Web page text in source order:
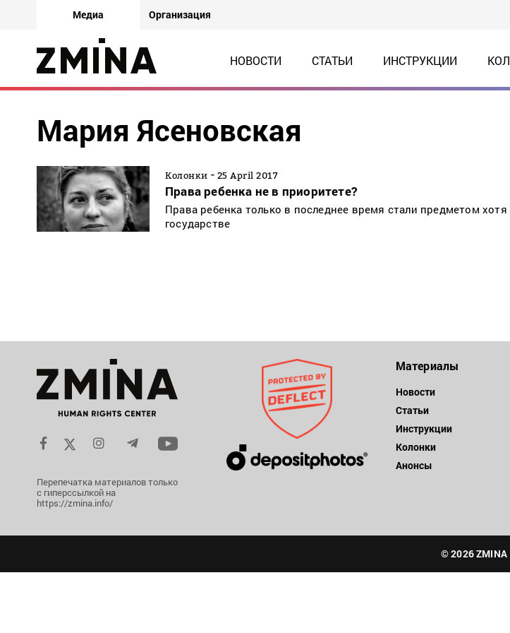
Медиа Организация
НОВОСТИ СТАТЬИ ИНСТРУКЦИИ
Мария Ясеновская
Колонки - 25 April 2017
Права ребенка не в приоритете?
Права ребенка только в последнее время стали предметом
государстве
Перепечатка материалов только
с гиперссылкой на
https://zmina.info/
Материалы
Новости
Статьи
Инструкции
Колонки
Анонсы
© 2026 ZMINA